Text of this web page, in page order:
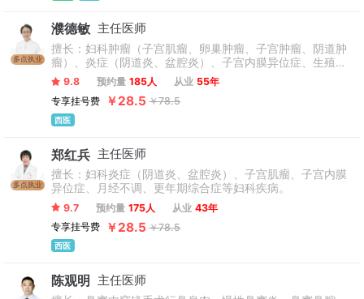
多点执业
濮德敏 主任医师
擅长：妇科肿瘤（子宫肌瘤、卵巢肿瘤、子宫肿瘤、阴道肿
瘤）、炎症（阴道炎、盆腔炎）、子宫内膜异位症、生殖道
损伤，畸形，脱垂，尿失禁及妇科内分泌疾病。妇科开腹手
术，腔镜手术，盆底重建手术技术娴熟。在处理妇科疑难杂
症和需手术治疗的疾病方面有独到之处。
9.8 预约量 185人 从业 55年
专享挂号费
￥28.5 ￥78.5
西医
多点执业
郑红兵 主任医师
擅长：妇科炎症（阴道炎、盆腔炎）、子宫肌瘤、子宫内膜
异位症、月经不调、更年期综合症等妇科疾病。
9.7 预约量 175人 从业 43年
专享挂号费
￥28.5 ￥78.5
西医
陈观明 主任医师